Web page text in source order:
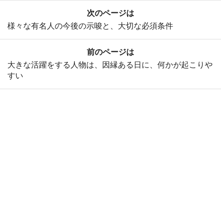
前のページは
大きな活躍をする人物は、因縁ある日に、何かが起こりや
すい
次のページは
様々な有名人の今後の示唆と、大切な必須条件